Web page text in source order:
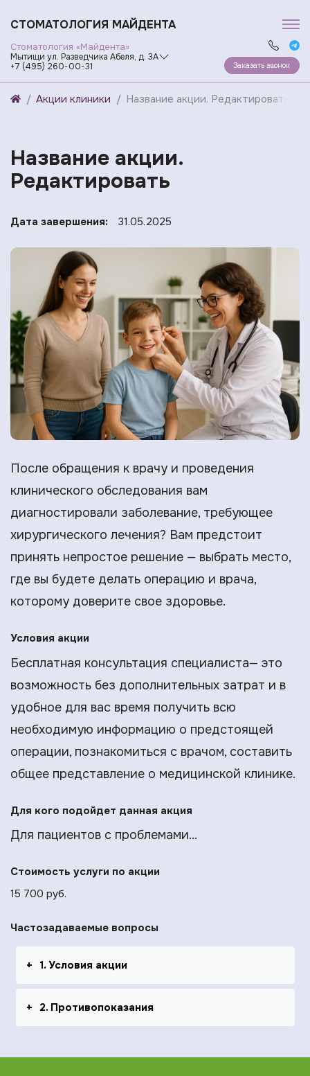
СТОМАТОЛОГИЯ МАЙДЕНТА
Стоматология «Майдента»
Мытищи ул. Разведчика Абеля, д. 3А
+7 (495) 260-00-31
Заказать звонок
Акции клиники Название акции. Редактировать
Название акции.
Редактировать
Дата завершения: 31.05.2025
После обращения к врачу и проведения
клинического обследования вам
диагностировали заболевание, требующее
хирургического лечения? Вам предстоит
принять непростое решение — выбрать место,
где вы будете делать операцию и врача,
которому доверите свое здоровье.
Условия акции
Бесплатная консультация специалиста— это
возможность без дополнительных затрат и в
удобное для вас время получить всю
необходимую информацию о предстоящей
операции, познакомиться с врачом, составить
общее представление о медицинской клинике.
Для кого подойдет данная акция
Для пациентов с проблемами...
Стоимость услуги по акции
15 700 руб.
Частозадаваемые вопросы
1. Условия акции
2. Противопоказания